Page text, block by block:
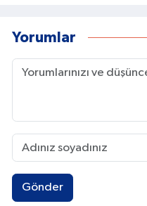
Yorumlar
Gönder